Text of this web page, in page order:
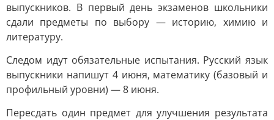
выпускников. В первый день экзаменов школьники
сдали предметы по выбору — историю, химию и
литературу.
Следом идут обязательные испытания. Русский язык
выпускники напишут 4 июня, математику (базовый и
профильный уровни) — 8 июня.
Пересдать один предмет для улучшения результата